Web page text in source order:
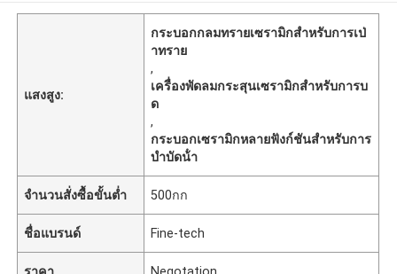
แสงสูง:
กระบอกกลมทรายเซรามิกสําหรับการเป่
าทราย
,
เครื่องพัดลมกระสุนเซรามิกสําหรับการบ
ด
,
กระบอกเซรามิกหลายฟังก์ชันสําหรับการ
บําบัดน้ํา
จำนวนสั่งซื้อขั้นต่ำ 500กก
ชื่อแบรนด์ Fine-tech
ราคา Negotation